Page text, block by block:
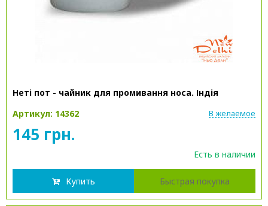
Неті пот - чайник для промивання носа. Індія
Артикул: 14362
В желаемое
145 грн.
Есть в наличии
Купить Быстрая покупка